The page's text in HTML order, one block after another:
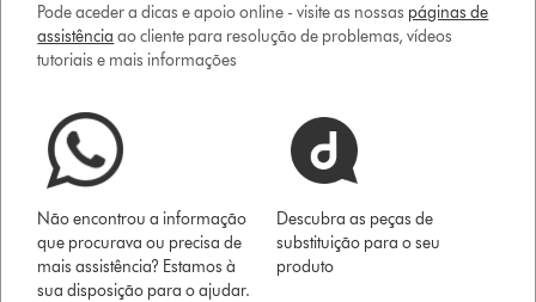
Pode aceder a dicas e apoio online - visite as nossas páginas de
assistência ao cliente para resolução de problemas, vídeos
tutoriais e mais informações
Não encontrou a informação
que procurava ou precisa de
mais assistência? Estamos à
sua disposição para o ajudar.
Descubra as peças de
substituição para o seu
produto